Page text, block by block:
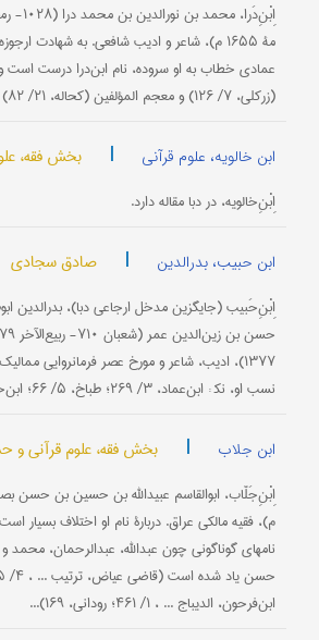
مۀ ۱۶۵۵ م)، شاعر و ادیب شافعی. به شهادت
عمادی خطاب به او سروده، نام ابن‌درا درست است و
(زرکلی، ۷/ ۱۲۶) و معجم المؤلفین (کحاله، ۲۱/ ۸۲) آمده، نادرست است.
ابن خالویه، علوم قرآنی | بخش فقه،
اِبْنِ‌خالویه، در دبا مقاله دارد.
ابن حبیب، بدرالدین | صادق سجادی
اِبْنِ‌حَبیب (جایگزین مدخل ارجاعی دبا)، بدرالدین
۱۳۷۷)، ادیب، شاعر و مورخ عصر فرمانروایی
نسب او، نک‍ : ابن‌عماد، ۳/ ۲۶۹؛ طباخ، ۵/ ۶۶؛ ابن‌حجر، انباء ... ، ۱/ ۱۶۲).
ابن جلاب | بخش فقه، علوم قرآنی و
م)، فقیه مالکی عراق. دربارۀ نام او اختلاف بسیار
نامهای گوناگونی چون عبدالله، عبدالرحمان،
ابن‌فرحون، الدیباج ... ، ۱/ ۴۶۱؛ رودانی، ۱۶۹)...